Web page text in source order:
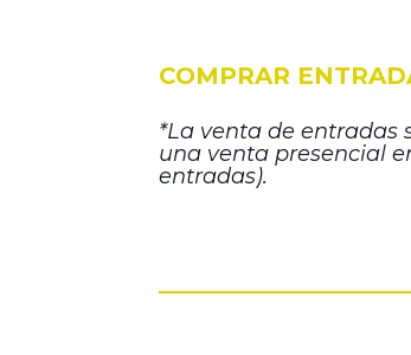
COMPRAR
*La venta de entradas
una venta presencial
entradas).